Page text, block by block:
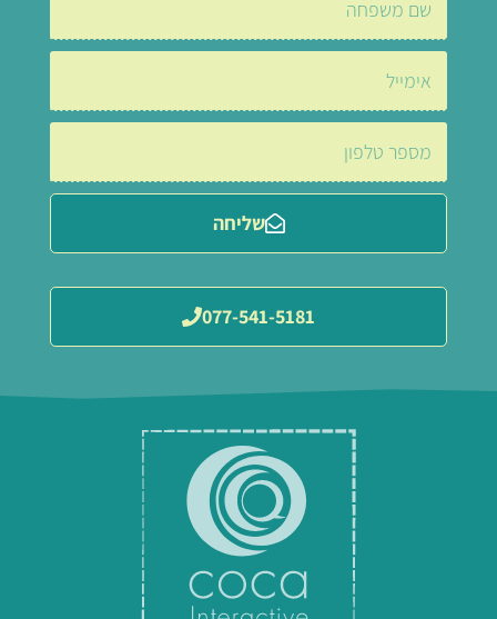
שליחה
077-541-5181